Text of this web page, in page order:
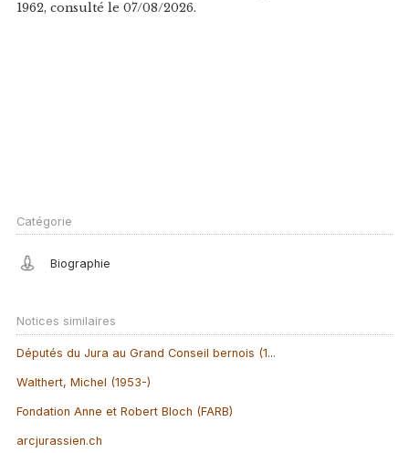
1962, consulté le 07/08/2026.
Catégorie
Biographie
Notices similaires
Députés du Jura au Grand Conseil bernois (1...
Walthert, Michel (1953-)
Fondation Anne et Robert Bloch (FARB)
arcjurassien.ch